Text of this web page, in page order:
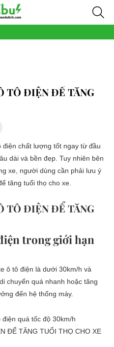
TÔ ĐIỆN ĐỂ TĂNG
điện chất lượng tốt ngay từ đầu
dài và bền đẹp. Tuy nhiên bên
xe, người dùng cần phải lưu ý
tăng tuổi thọ cho xe.
TÔ ĐIỆN ĐỂ TĂNG
trong giới hạn
ô tô điện là dưới 30km/h và
chuyển quá nhanh hoặc tăng
đến hệ thống máy.
ĐỂ TĂNG TUỔI THỌ CHO XE